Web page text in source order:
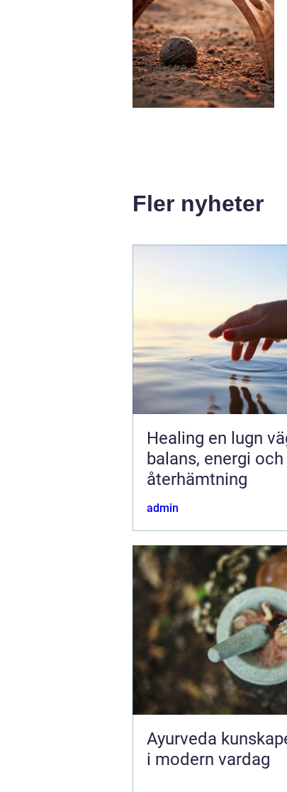
Fler nyheter
Healing en lugn väg till
balans, energi och
återhämtning
admin
Ayurveda kunskapen om livet
i modern vardag